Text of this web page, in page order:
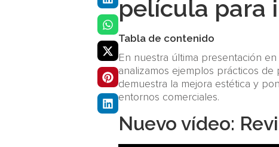
película para
Tabla de contenido
En nuestra última presentación
analizamos ejemplos prácticos
demuestra la mejora estética y
entornos comerciales.
Nuevo vídeo: